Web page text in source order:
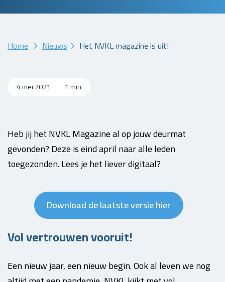
Home Nieuws Het NVKL magazine is uit!
4 mei 2021 1 min
Heb jij het NVKL Magazine al op jouw deurmat
gevonden? Deze is eind april naar alle leden
toegezonden. Lees je het liever digitaal?
Download de laatste versie hier
Vol vertrouwen vooruit!
Een nieuw jaar, een nieuw begin. Ook al leven we nog